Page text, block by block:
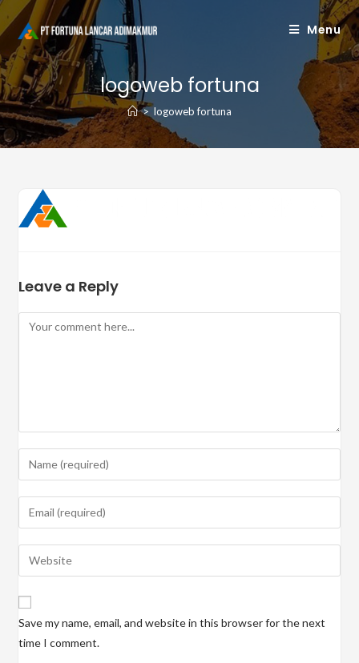
Skip
to
content
Menu
logoweb fortuna
> logoweb fortuna
Leave a Reply
Comment
Enter
your
name
to
comment
Enter
your
email
address
comment
Enter
your
website
Save my name, email, and website in this browser for the next
time I comment.